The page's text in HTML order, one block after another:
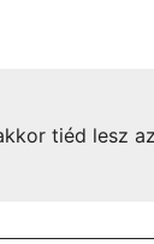
tiéd lesz